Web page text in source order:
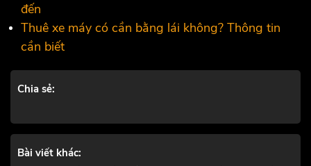
đến
Thuê xe máy có cần bằng lái không? Thông tin
cần biết
Chia sẻ:
Bài viết khác: